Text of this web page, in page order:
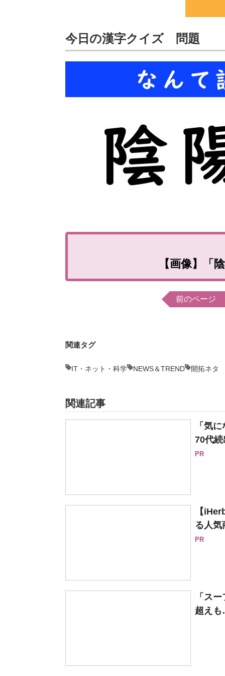
今日の漢字クイズ 問題
【画像】「
前のページ
関連タグ
IT・ネット・科学 NEWS＆TREND 開拓ネタ
関連記事
「気
70代続
PR
【
る人気
PR
「ス
超え